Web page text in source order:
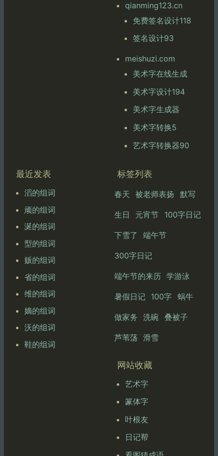
qianming123.cn
免费签名设计118
签名设计93
meishuzi.com
美术字在线生成
美术字设计194
美术字生成器
美术字转换5
艺术字转换器90
最近发表
滔的组词
顽的组词
涎的组词
型的组词
贩的组词
省的组词
维的组词
嫡的组词
沃的组词
鞋的组词
标签列表
春天 被老师表扬 默写
生日 元宵节 100字日记
下雪了 端午节
300字日记
端午节的来历 学游泳
暑假日记 100字 蜗牛
做家务 洗碗 叠被子
芦苇荡 滑雪
网站收藏
艺术字
篆体字
叶根友
日记帮